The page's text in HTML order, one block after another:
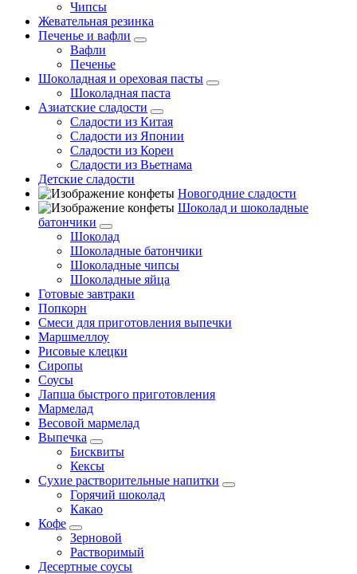
Чипсы
Жевательная резинка
Печенье и вафли
Вафли
Печенье
Шоколадная и ореховая пасты
Шоколадная паста
Азиатские сладости
Сладости из Китая
Сладости из Японии
Сладости из Кореи
Сладости из Вьетнама
Детские сладости
Новогодние сладости
Шоколад и шоколадные
батончики
Шоколад
Шоколадные батончики
Шоколадные чипсы
Шоколадные яйца
Готовые завтраки
Попкорн
Смеси для приготовления выпечки
Маршмеллоу
Рисовые клецки
Сиропы
Соусы
Лапша быстрого приготовления
Мармелад
Весовой мармелад
Выпечка
Бисквиты
Кексы
Сухие растворительные напитки
Горячий шоколад
Какао
Кофе
Зерновой
Растворимый
Десертные соусы